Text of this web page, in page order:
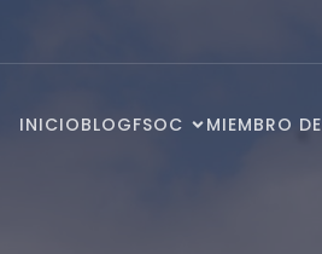
INICIOBLOGFSOC MIEMBRO DE